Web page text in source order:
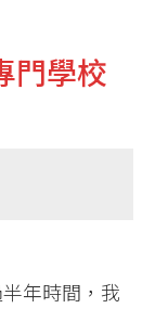
門學校
年時間，我